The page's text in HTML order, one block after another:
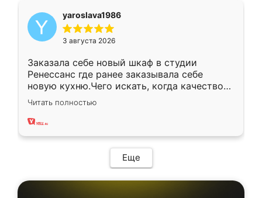
yaroslava1986
3 августа 2026
Заказала себе новый шкаф в студии
Ренессанс где ранее заказывала себе
новую кухню.Чего искать, когда качеством
вполне довольна. Служит кухня уже почти
два года, нареканий нет.
Читать полностью
Еще